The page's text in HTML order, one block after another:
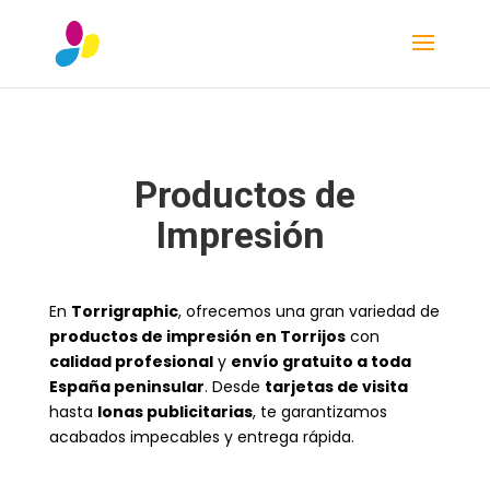
Productos de
Impresión
En Torrigraphic, ofrecemos una gran variedad de
productos de impresión en Torrijoscon
calidad profesionaly envío gratuito a toda
España peninsular. Desde tarjetas de visita
hasta lonas publicitarias, te garantizamos
acabados impecables y entrega rápida.